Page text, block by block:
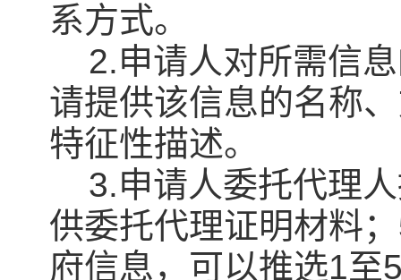
系方式。
2.申请人对所需信息
请提供该信息的名称
特征性描述。
3.申请人委托代理人
供委托代理证明材料
府信息，可以推选1至